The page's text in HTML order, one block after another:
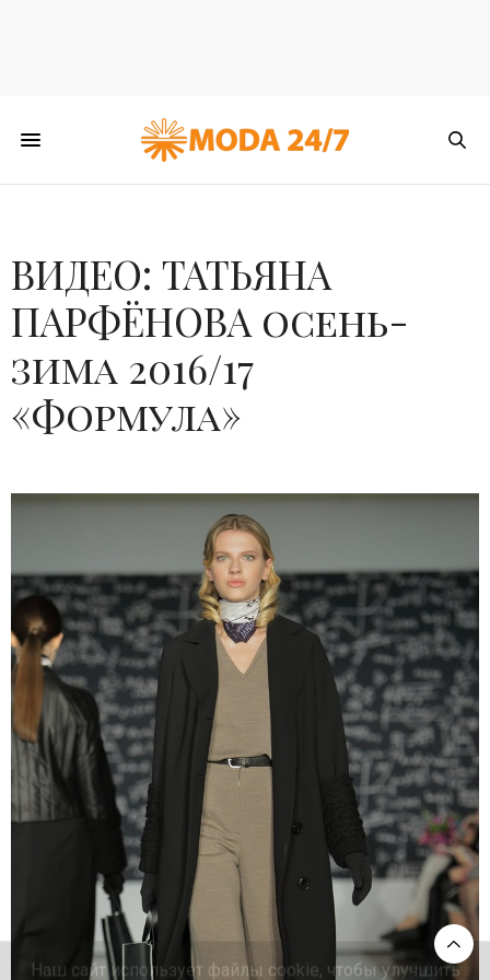
ВИДЕО: ТАТЬЯНА
ПАРФЁНОВА осень-
зима 2016/17
«Формула»
Наш сайт использует файлы cookie, чтобы улучшить
работу сайта. Оставаясь на нашем сайте, Вы
соглашаетесь с
Политикой в отношении обработки
персональных данных и использования файлов куки
. Если Вы хотите запретить обработку файлов
cookie, отключите cookie в настройках Вашего
браузера.